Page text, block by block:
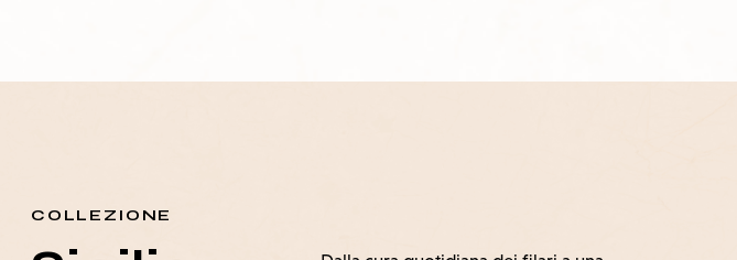
COLLEZIONE